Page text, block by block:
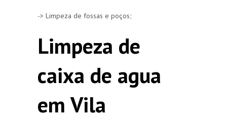
-> Limpeza de fossas e poços;
Limpeza de
caixa de agua
em Vila